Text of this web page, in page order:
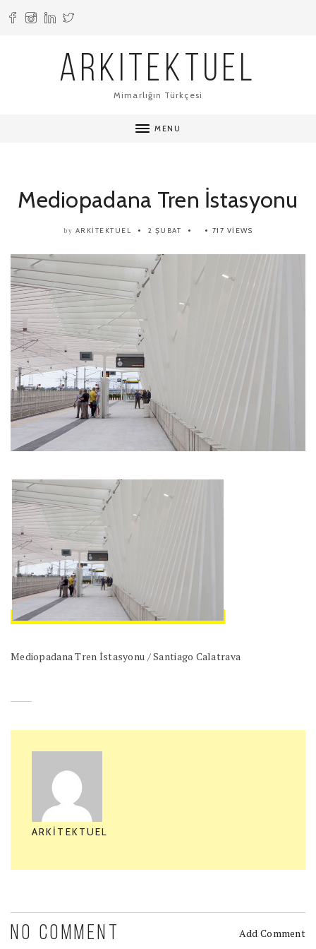
ARKITEKTUEL
Mimarlığın Türkçesi
MENU
Mediopadana Tren İstasyonu
by ARKITEKTUEL 2 ŞUBAT 717 VIEWS
Mediopadana Tren İstasyonu / Santiago Calatrava
ARKITEKTUEL
NO COMMENT Add Comment